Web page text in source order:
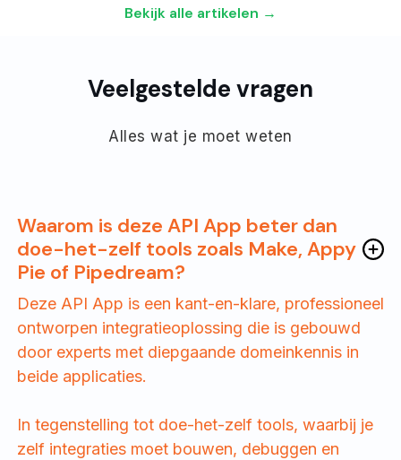
Bekijk alle artikelen →
Veelgestelde vragen
Alles wat je moet weten
Waarom is deze API App beter dan
doe-het-zelf tools zoals Make, Appy
Pie of Pipedream?
Deze API App is een kant-en-klare, professioneel
ontworpen integratieoplossing die is gebouwd
door experts met diepgaande domeinkennis in
beide applicaties.
In tegenstelling tot doe-het-zelf tools, waarbij je
zelf integraties moet bouwen, debuggen en